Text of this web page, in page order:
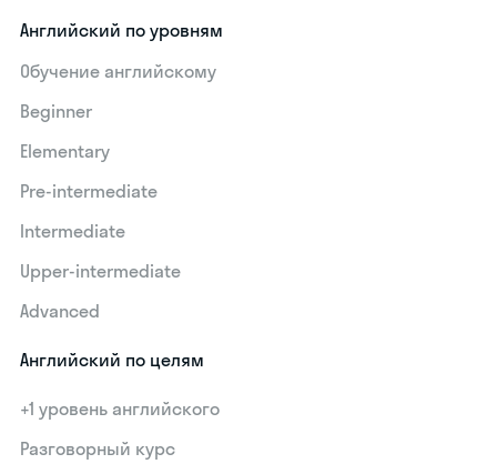
Английский по уровням
Обучение английскому
Beginner
Elementary
Pre-intermediate
Intermediate
Upper-intermediate
Advanced
Английский по целям
+1 уровень английского
Разговорный курс